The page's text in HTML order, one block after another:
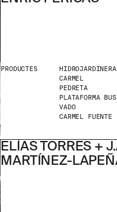
PRODUCTES
HIDROJARDINERA
CARMEL
PEDRETA
PLATAFORMA BUS
VADO
CARMEL FUENTE
ELÍAS TORRES +
MARTÍNEZ-